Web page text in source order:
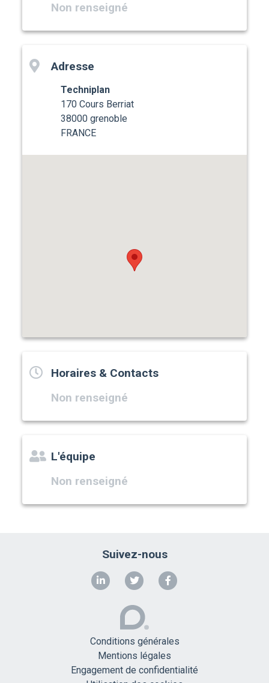
Non renseigné
Adresse
Techniplan
170 Cours Berriat
38000 grenoble
FRANCE
Horaires & Contacts
Non renseigné
L'équipe
Non renseigné
Suivez-nous
Conditions générales
Mentions légales
Engagement de confidentialité